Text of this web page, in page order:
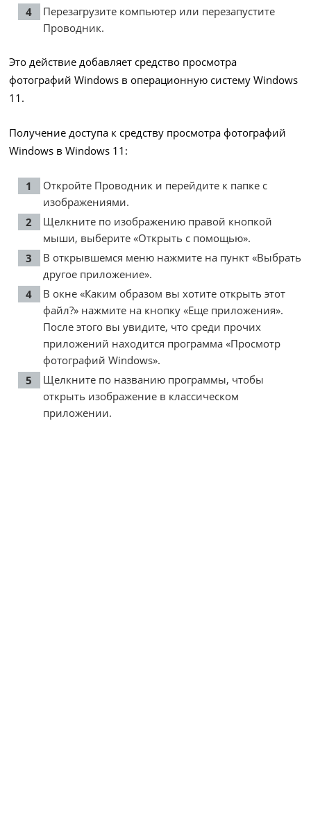
Перезагрузите компьютер или перезапустите
Проводник.
Это действие добавляет средство просмотра
фотографий Windows в операционную систему Windows
11.
Получение доступа к средству просмотра фотографий
Windows в Windows 11:
Откройте Проводник и перейдите к папке с
изображениями.
Щелкните по изображению правой кнопкой
мыши, выберите «Открыть с помощью».
В открывшемся меню нажмите на пункт «Выбрать
другое приложение».
В окне «Каким образом вы хотите открыть этот
файл?» нажмите на кнопку «Еще приложения».
После этого вы увидите, что среди прочих
приложений находится программа «Просмотр
фотографий Windows».
Щелкните по названию программы, чтобы
открыть изображение в классическом
приложении.